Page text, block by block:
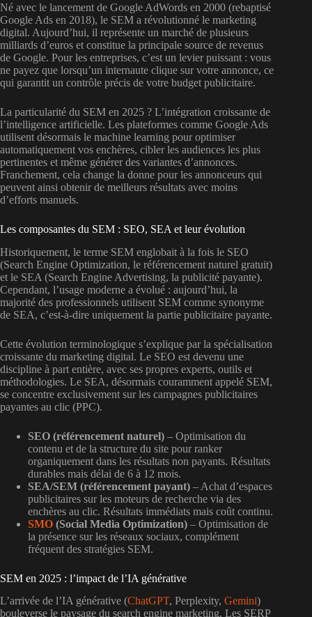
Né avec le lancement de Google AdWords en 2000 (rebaptisé
Google Ads en 2018), le SEM a révolutionné le marketing
digital. Aujourd’hui, il représente un marché de plusieurs
milliards d’euros et constitue la principale source de revenus
de Google. Pour les entreprises, c’est un levier puissant : vous
ne payez que lorsqu’un internaute clique sur votre annonce, ce
qui garantit un contrôle précis de votre budget publicitaire.
La particularité du SEM en 2025 ? L’intégration croissante de
l’intelligence artificielle. Les plateformes comme Google Ads
utilisent désormais le machine learning pour optimiser
automatiquement vos enchères, cibler les audiences les plus
pertinentes et même générer des variantes d’annonces.
Franchement, cela change la donne pour les annonceurs qui
peuvent ainsi obtenir de meilleurs résultats avec moins
d’efforts manuels.
Les composantes du SEM : SEO, SEA et leur évolution
Historiquement, le terme SEM englobait à la fois le SEO
(Search Engine Optimization, le référencement naturel gratuit)
et le SEA (Search Engine Advertising, la publicité payante).
Cependant, l’usage moderne a évolué : aujourd’hui, la
majorité des professionnels utilisent SEM comme synonyme
de SEA, c’est-à-dire uniquement la partie publicitaire payante.
Cette évolution terminologique s’explique par la spécialisation
croissante du marketing digital. Le SEO est devenu une
discipline à part entière, avec ses propres experts, outils et
méthodologies. Le SEA, désormais couramment appelé SEM,
se concentre exclusivement sur les campagnes publicitaires
payantes au clic (PPC).
SEO (référencement naturel) – Optimisation du
contenu et de la structure du site pour ranker
organiquement dans les résultats non payants. Résultats
durables mais délai de 6 à 12 mois.
SEA/SEM (référencement payant) – Achat d’espaces
publicitaires sur les moteurs de recherche via des
enchères au clic. Résultats immédiats mais coût continu.
SMO (Social Media Optimization) – Optimisation de
la présence sur les réseaux sociaux, complément
fréquent des stratégies SEM.
SEM en 2025 : l’impact de l’IA générative
L’arrivée de l’IA générative (ChatGPT, Perplexity, Gemini)
bouleverse le paysage du search engine marketing. Les SERP